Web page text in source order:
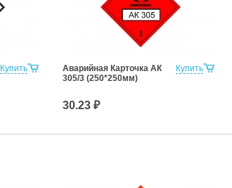
Купить Купить
Аварийная Карточка АК
305/3 (250*250мм)
30.23 ₽